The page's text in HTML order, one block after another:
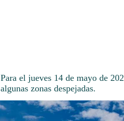
Para el jueves 14 de mayo de
algunas zonas despejadas.